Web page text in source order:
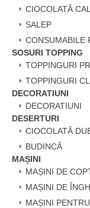
CIOCOLATĂ
SALEP
CONSUMABILE
SOSURI TOPPING
TOPPINGURI
TOPPINGURI
DECORATIUNI
DECORATIUNI
DESERTURI
CIOCOLATĂ
BUDINCĂ
MAȘINI
MAȘINI DE
MAȘINI DE
MAȘINI